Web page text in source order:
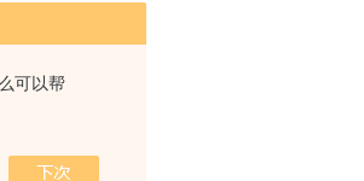
可以帮
方案。